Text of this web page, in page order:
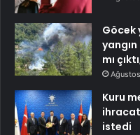
Göcek
mı
Kuru
istedi